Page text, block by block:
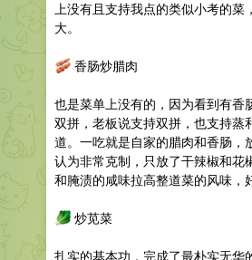
上没有且支持我点的类似小考的菜
大。
香肠炒腊肉
也是菜单上没有的，因为看到有香
双拼，老板说支持双拼，也支持蒸
道。一吃就是自家的腊肉和香肠，
认为非常克制，只放了干辣椒和花
和腌渍的咸味拉高整道菜的风味，
炒苋菜
扎实的基本功，完成了最朴实无华